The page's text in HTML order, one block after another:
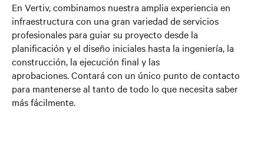
En Vertiv, combinamos nuestra amplia experiencia en
infraestructura con una gran variedad de servicios
profesionales para guiar su proyecto desde la
planificación y el diseño iniciales hasta la ingeniería, la
construcción, la ejecución final y las
aprobaciones. Contará con un único punto de contacto
para mantenerse al tanto de todo lo que necesita saber
más fácilmente.